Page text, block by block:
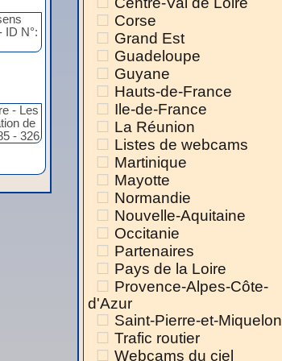
Corse
Grand Est
Guadeloupe
Guyane
Hauts-de-France
Ile-de-France
La Réunion
Listes de webcams
Martinique
Mayotte
Normandie
Nouvelle-Aquitaine
Occitanie
Partenaires
Pays de la Loire
Provence-Alpes-Côte-
d'Azur
Saint-Pierre-et-Miquelon
Trafic routier
Webcams du ciel